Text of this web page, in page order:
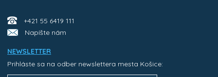
+421 55 6419 111
Napíšte nám
NEWSLETTER
Prihláste sa na odber newslettera mesta Košice: